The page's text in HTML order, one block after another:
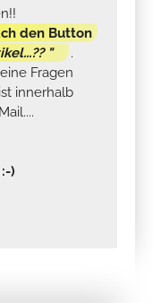
den Button
"
.
Fragen
innerhalb
)